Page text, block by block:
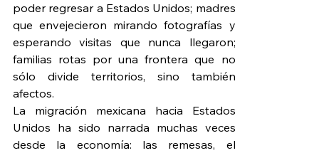
poder regresar a Estados Unidos; madres
que envejecieron mirando fotografías y
esperando visitas que nunca llegaron;
familias rotas por una frontera que no
sólo divide territorios, sino también
afectos.
La migración mexicana hacia Estados
Unidos ha sido narrada muchas veces
desde la economía: las remesas, el